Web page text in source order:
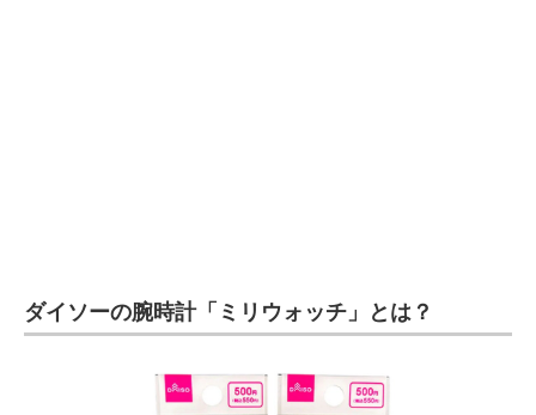
電子設計の基本と応用
建設×テクノロジーの最前線
ダイソーの腕時計「ミリウォッチ」とは？